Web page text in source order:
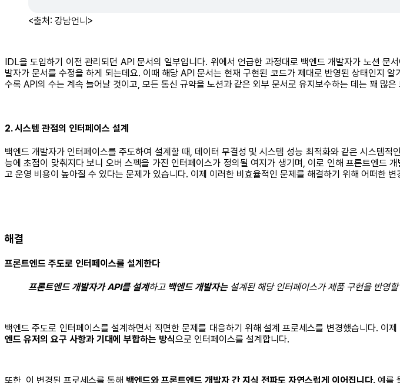
<출처: 강남언니>
IDL을 도입하기 이전 관리되던 API 문서의 일부입니다. 위에서 언급한 과정대로 백엔드 개발자가 노션
발자가 문서를 수정을 하게 되는데요. 이때 해당 API 문서는 현재 구현된 코드가 제대로 반영된 상태인지
수록 API의 수는 계속 늘어날 것이고, 모든 통신 규약을 노션과 같은 외부 문서로 유지보수하는 데는 꽤 많
2. 시스템 관점의 인터페이스 설계
백엔드 개발자가 인터페이스를 주도하여 설계할 때, 데이터 무결성 및 시스템 성능 최적화와 같은 시스템
능에 초점이 맞춰지다 보니 오버 스펙을 가진 인터페이스가 정의될 여지가 생기며, 이로 인해 프론트엔드
고 운영 비용이 높아질 수 있다는 문제가 있습니다. 이제 이러한 비효율적인 문제를 해결하기 위해 어떠한
해결
프론트엔드 주도로 인터페이스를 설계한다
프론트엔드 개발자가 API를 설계하고 백엔드 개발자는설계된 해당 인터페이스가 제품 구현을 반영
백엔드 주도로 인터페이스를 설계하면서 직면한 문제를 대응하기 위해 설계 프로세스를 변경했습니다. 이제
엔드 유저의 요구 사항과 기대에 부합하는 방식으로 인터페이스를 설계합니다.
또한, 이 변경된 프로세스를 통해 백엔드와 프론트엔드 개발자 간 지식 전파도 자연스럽게 이어집니다. 예를